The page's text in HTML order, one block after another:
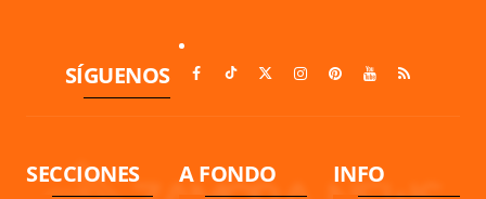
SÍGUENOS
SECCIONES A FONDO INFO